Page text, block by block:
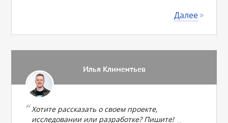
Далее
Илья Климентьев
Хотите рассказать о своем проекте,
исследовании или разработке? Пишите!